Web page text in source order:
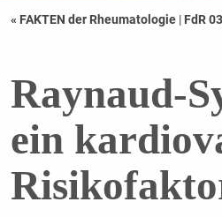
« FAKTEN der Rheumatologie | FdR
Raynaud-
ein